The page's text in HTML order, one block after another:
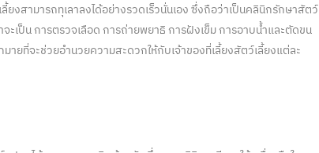
งสามารถทุเลาลงได้อย่างรวดเร็วนั่นเอง ซึ่งถือว่าเป็นคลินิกรักษาสัตว์
ะเป็น การตรวจเลือด การถ่ายพยาธิ การฝังเข็ม การอาบน้ำและตัดขน
ยที่จะช่วยอำนวยความสะดวกให้กับเจ้าของที่เลี้ยงสัตว์เลี้ยงแต่ละ